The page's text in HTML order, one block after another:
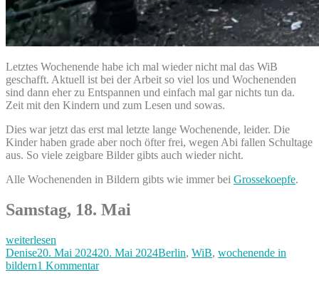
Letztes Wochenende habe ich mal wieder nicht mal das WiB
geschafft. Aktuell ist bei der Arbeit so viel los und Wochenenden
sind dann eher zu Entspannen und einfach mal gar nichts tun da.
Zeit mit den Kindern und zum Lesen und sowas.
Dies war jetzt das erst mal letzte lange Wochenende, leider. Die
Kinder haben grade aber noch öfter frei, wegen Abi fallen Schultage
aus. So viele zeigbare Bilder gibts auch wieder nicht.
Alle Wochenenden in Bildern gibts wie immer bei Grossekoepfe.
Samstag, 18. Mai
„Karneval
der
Kulturen
weiterlesen
Autor
DeniseVeröffentlicht
am
20. Mai 202420. Mai 2024Kategorien
Berlin, WiB, wochenende in
bildern1 Kommentarzu